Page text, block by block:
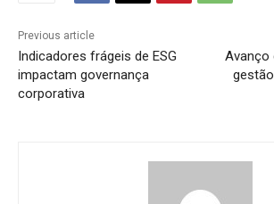
Previous article
Indicadores frágeis de ESG
impactam governança
corporativa
Avanço